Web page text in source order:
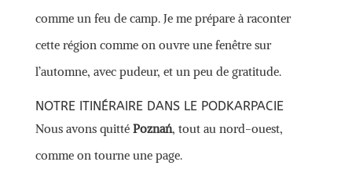
comme un feu de camp. Je me prépare à raconter
cette région comme on ouvre une fenêtre sur
l’automne, avec pudeur, et un peu de gratitude.
NOTRE ITINÉRAIRE DANS LE PODKARPACIE
Nous avons quitté Poznań, tout au nord-ouest,
comme on tourne une page.